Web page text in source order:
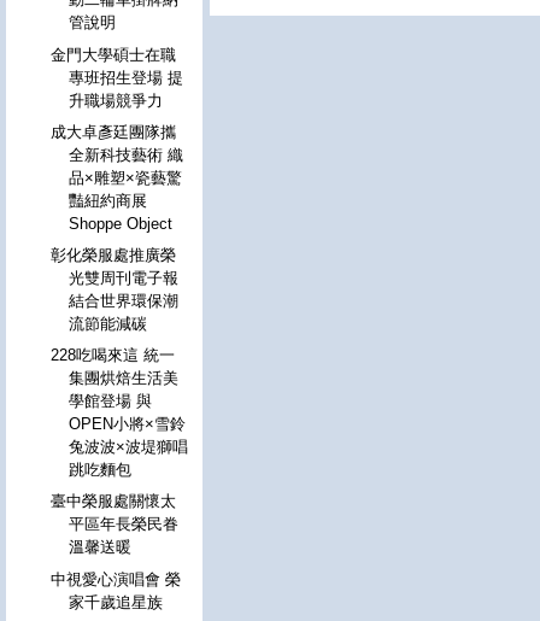
管說明
金門大學碩士在職
專班招生登場 提
升職場競爭力
成大卓彥廷團隊攜
全新科技藝術 織
品×雕塑×瓷藝驚
豔紐約商展
Shoppe Object
彰化榮服處推廣榮
光雙周刊電子報
結合世界環保潮
流節能減碳
228吃喝來這 統一
集團烘焙生活美
學館登場 與
OPEN小將×雪鈴
兔波波×波堤獅唱
跳吃麵包
臺中榮服處關懷太
平區年長榮民眷
溫馨送暖
中視愛心演唱會 榮
家千歲追星族